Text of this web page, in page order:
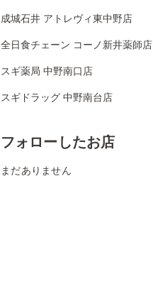
成城石井 アトレヴィ東中野店
全日食チェーン コーノ新井薬師店
スギ薬局 中野南口店
スギドラッグ 中野南台店
フォローしたお店
まだありません